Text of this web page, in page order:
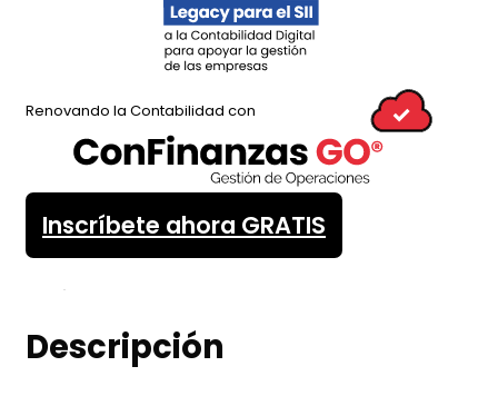
Renovando la Contabilidad con
Inscríbete ahora GRATIS
Descripción